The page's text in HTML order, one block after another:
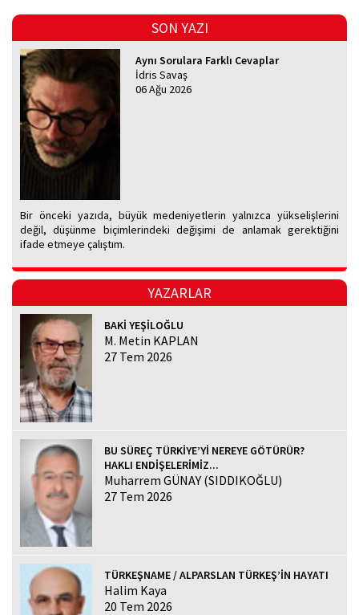
SON YAZI
Aynı Sorulara Farklı Cevaplar
İdris Savaş
06 Ağu 2026
Bir önceki yazıda, büyük medeniyetlerin yalnızca yükselişlerini
değil, düşünme biçimlerindeki değişimi de anlamak gerektiğini
ifade etmeye çalıştım.
YAZARLAR
BAKİ YEŞİLOĞLU
M. Metin KAPLAN
27 Tem 2026
BU SÜREÇ TÜRKİYE’Yİ NEREYE GÖTÜRÜR?
HAKLI ENDİŞELERİMİZ...
Muharrem GÜNAY (SIDDIKOĞLU)
27 Tem 2026
TÜRKEŞNAME / ALPARSLAN TÜRKEŞ’İN HAYATI
Halim Kaya
20 Tem 2026